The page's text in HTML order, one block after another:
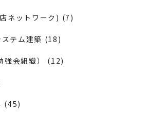
ネットワーク) (7)
テム建築 (18)
強会組織） (12)
(45)